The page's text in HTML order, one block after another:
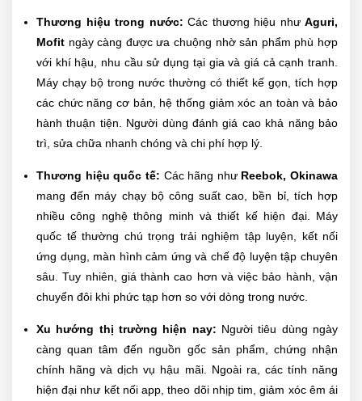
Thương hiệu trong nước: Các thương hiệu như Aguri,
Mofit ngày càng được ưa chuộng nhờ sản phẩm phù hợp
với khí hậu, nhu cầu sử dụng tại gia và giá cả cạnh tranh.
Máy chạy bộ trong nước thường có thiết kế gọn, tích hợp
các chức năng cơ bản, hệ thống giảm xóc an toàn và bảo
hành thuận tiện. Người dùng đánh giá cao khả năng bảo
trì, sửa chữa nhanh chóng và chi phí hợp lý.
Thương hiệu quốc tế: Các hãng như Reebok, Okinawa
mang đến máy chạy bộ công suất cao, bền bỉ, tích hợp
nhiều công nghệ thông minh và thiết kế hiện đại. Máy
quốc tế thường chú trọng trải nghiệm tập luyện, kết nối
ứng dụng, màn hình cảm ứng và chế độ luyện tập chuyên
sâu. Tuy nhiên, giá thành cao hơn và việc bảo hành, vận
chuyển đôi khi phức tạp hơn so với dòng trong nước.
Xu hướng thị trường hiện nay: Người tiêu dùng ngày
càng quan tâm đến nguồn gốc sản phẩm, chứng nhận
chính hãng và dịch vụ hậu mãi. Ngoài ra, các tính năng
hiện đại như kết nối app, theo dõi nhịp tim, giảm xóc êm ái